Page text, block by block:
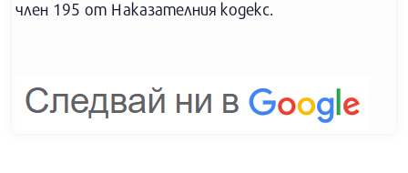
член 195 от Наказателния кодекс.